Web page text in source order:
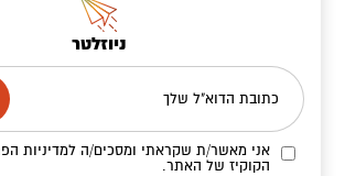
ניוזלטר
כתובת הדוא"ל שלך
אני מאשר/ת שקראתי ומסכים/הלמדיניות
הקוקיז של האתר.